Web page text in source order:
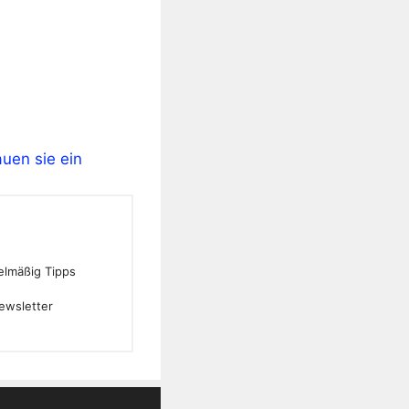
sie ein
Tipps